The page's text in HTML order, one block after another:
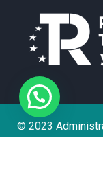
© 2023